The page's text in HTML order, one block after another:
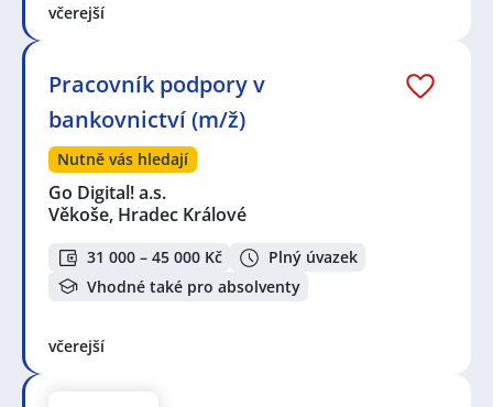
včerejší
Pracovník podpory v
bankovnictví (m/ž)
Nutně vás hledají
Go Digital! a.s.
Věkoše, Hradec Králové
31 000 – 45 000 Kč
Plný úvazek
Vhodné také pro absolventy
včerejší